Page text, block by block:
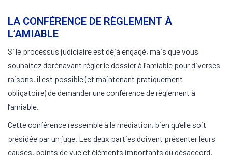
LA CONFÉRENCE DE RÈGLEMENT À
L’AMIABLE
Si le processus judiciaire est déjà engagé, mais que vous
souhaitez dorénavant régler le dossier à l’amiable pour diverses
raisons, il est possible (et maintenant pratiquement
obligatoire) de demander une conférence de règlement à
l’amiable.
Cette conférence ressemble à la médiation, bien qu’elle soit
présidée par un juge. Les deux parties doivent présenter leurs
causes, points de vue et éléments importants du désaccord.